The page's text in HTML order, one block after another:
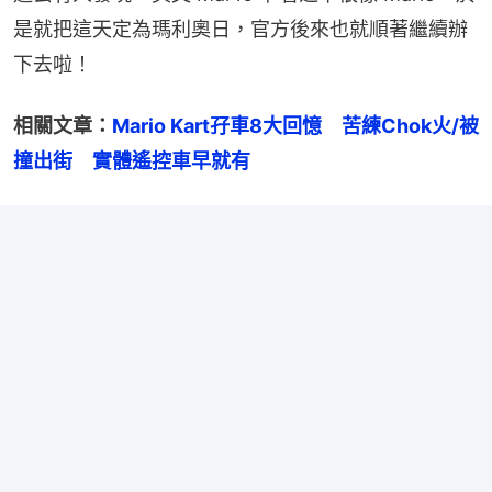
是就把這天定為瑪利奧日，官方後來也就順著繼續辦
下去啦！
相關文章： Mario Kart孖車8大回憶　苦練Chok火/被
撞出街　實體遙控車早就有